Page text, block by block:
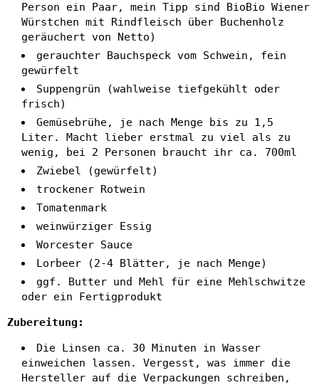
Person ein Paar, mein Tipp sind BioBio Wiener
Würstchen mit Rindfleisch über Buchenholz
geräuchert von Netto)
gerauchter Bauchspeck vom Schwein, fein
gewürfelt
Suppengrün (wahlweise tiefgekühlt oder
frisch)
Gemüsebrühe, je nach Menge bis zu 1,5
Liter. Macht lieber erstmal zu viel als zu
wenig, bei 2 Personen braucht ihr ca. 700ml
Zwiebel (gewürfelt)
trockener Rotwein
Tomatenmark
weinwürziger Essig
Worcester Sauce
Lorbeer (2-4 Blätter, je nach Menge)
ggf. Butter und Mehl für eine Mehlschwitze
oder ein Fertigprodukt
Zubereitung:
Die Linsen ca. 30 Minuten in Wasser
einweichen lassen. Vergesst, was immer die
Hersteller auf die Verpackungen schreiben,